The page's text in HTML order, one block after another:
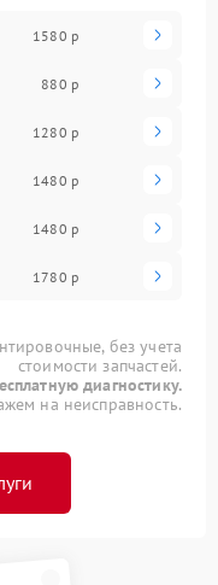
1580 р
880 р
1280 р
1480 р
1480 р
1780 р
без учета
стоимости запчастей.
диагностику.
на неисправность.